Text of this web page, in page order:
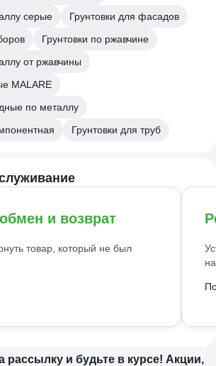
серые
Грунтовки для фасадов
Грунтовки по ржавчине
от ржавчины
MALARE
по металлу
Грунтовки для труб
и возврат
товар, который не был
рассылку и будьте в курсе! Акции,